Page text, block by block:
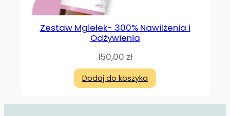
Zestaw Mgiełek- 300% Nawilżenia i
Odżywienia
150,00 zł
Dodaj do koszyka